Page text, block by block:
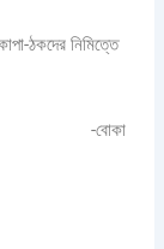
ঠকদের নিমিত্তে
-বোকা